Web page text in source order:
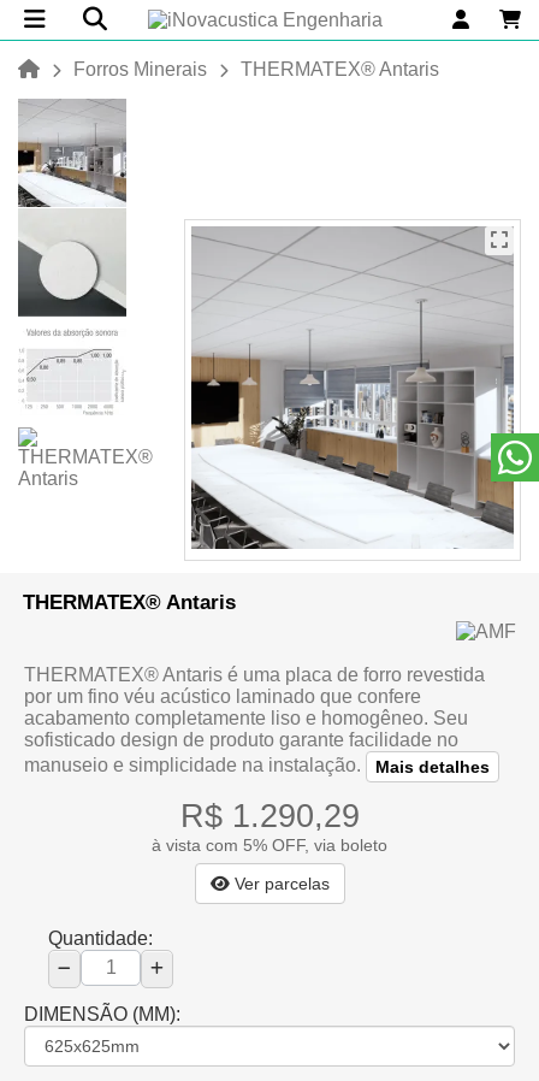
Forros Minerais THERMATEX® Antaris
THERMATEX® Antaris
THERMATEX® Antaris é uma placa de forro revestida
por um fino véu acústico laminado que confere
acabamento completamente liso e homogêneo. Seu
sofisticado design de produto garante facilidade no
manuseio e simplicidade na instalação.
Mais detalhes
R$ 1.290,29
à vista com 5% OFF, via boleto
Ver parcelas
Quantidade:
DIMENSÃO (MM):